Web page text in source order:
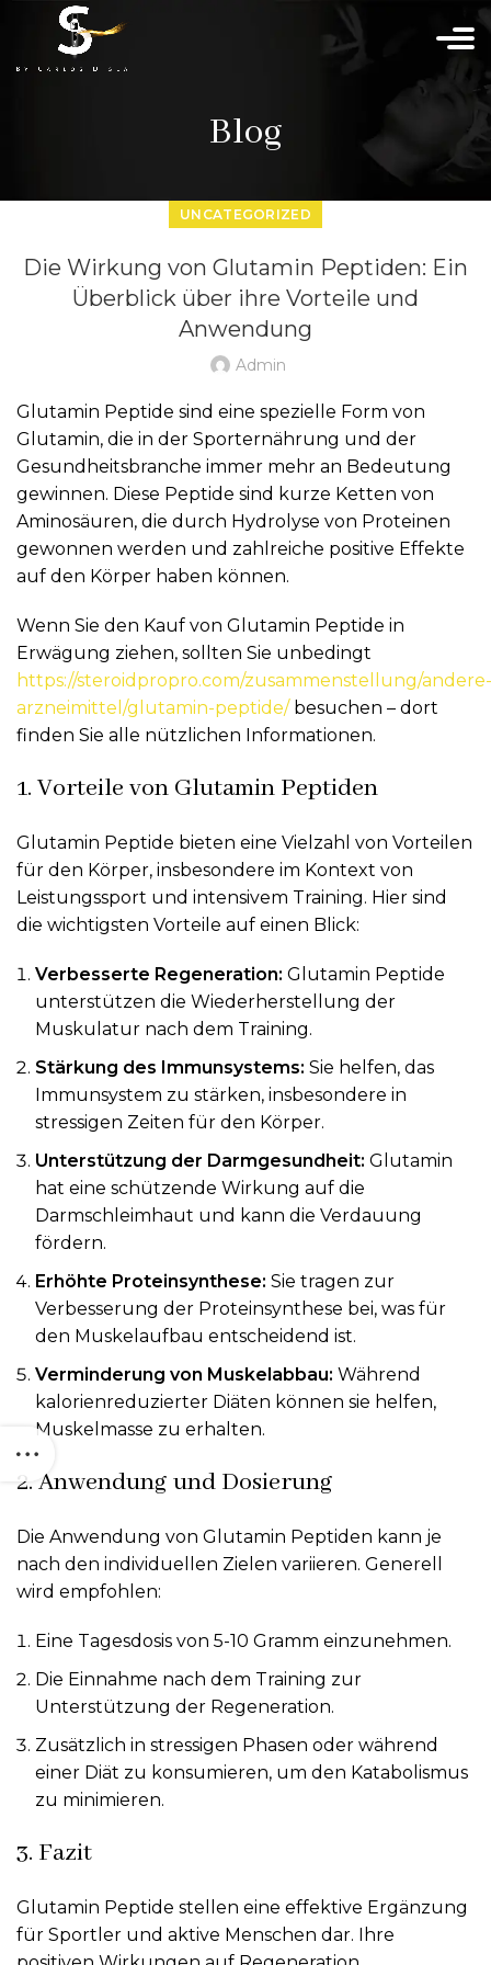
Blog
UNCATEGORIZED
Die Wirkung von Glutamin Peptiden: Ein
Überblick über ihre Vorteile und
Anwendung
Admin
Glutamin Peptide sind eine spezielle Form von
Glutamin, die in der Sporternährung und der
Gesundheitsbranche immer mehr an Bedeutung
gewinnen. Diese Peptide sind kurze Ketten von
Aminosäuren, die durch Hydrolyse von Proteinen
gewonnen werden und zahlreiche positive Effekte
auf den Körper haben können.
Wenn Sie den Kauf von Glutamin Peptide in
Erwägung ziehen, sollten Sie unbedingt
https://steroidpropro.com/zusammenstellung/andere-
arzneimittel/glutamin-peptide/ besuchen – dort
finden Sie alle nützlichen Informationen.
1. Vorteile von Glutamin Peptiden
Glutamin Peptide bieten eine Vielzahl von Vorteilen
für den Körper, insbesondere im Kontext von
Leistungssport und intensivem Training. Hier sind
die wichtigsten Vorteile auf einen Blick:
Verbesserte Regeneration: Glutamin Peptide
unterstützen die Wiederherstellung der
Muskulatur nach dem Training.
Stärkung des Immunsystems: Sie helfen, das
Immunsystem zu stärken, insbesondere in
stressigen Zeiten für den Körper.
Unterstützung der Darmgesundheit: Glutamin
hat eine schützende Wirkung auf die
Darmschleimhaut und kann die Verdauung
fördern.
Erhöhte Proteinsynthese: Sie tragen zur
Verbesserung der Proteinsynthese bei, was für
den Muskelaufbau entscheidend ist.
Verminderung von Muskelabbau: Während
kalorienreduzierter Diäten können sie helfen,
Muskelmasse zu erhalten.
2. Anwendung und Dosierung
Die Anwendung von Glutamin Peptiden kann je
nach den individuellen Zielen variieren. Generell
wird empfohlen:
Eine Tagesdosis von 5-10 Gramm einzunehmen.
Die Einnahme nach dem Training zur
Unterstützung der Regeneration.
Zusätzlich in stressigen Phasen oder während
einer Diät zu konsumieren, um den Katabolismus
zu minimieren.
3. Fazit
Glutamin Peptide stellen eine effektive Ergänzung
für Sportler und aktive Menschen dar. Ihre